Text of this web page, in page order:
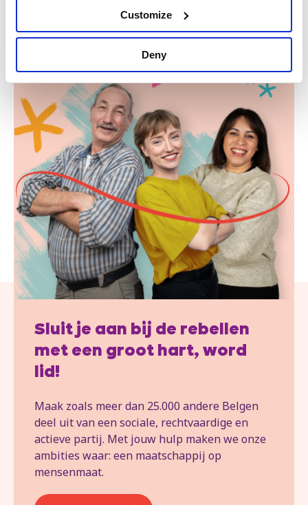
Customize
Deny
Sluit je aan bij de rebellen
met een groot hart, word
lid!
Maak zoals meer dan 25.000 andere Belgen
deel uit van een sociale, rechtvaardige en
actieve partij. Met jouw hulp maken we onze
ambities waar: een maatschappij op
mensenmaat.